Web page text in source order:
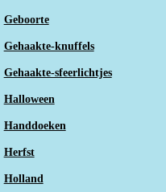
Geboorte
Gehaakte-knuffels
Gehaakte-sfeerlichtjes
Halloween
Handdoeken
Herfst
Holland